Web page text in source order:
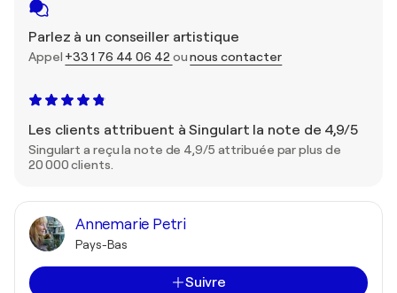
Parlez à un conseiller artistique
Appel +33 1 76 44 06 42 ounous contacter
Les clients attribuent à Singulart la note de 4,9/5
Singulart a reçu la note de 4,9/5 attribuée par plus de
20 000 clients.
Annemarie Petri
Pays-Bas
Suivre